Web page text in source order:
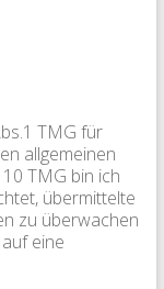
TMG für
allgemeinen
TMG bin ich
übermittelte
zu überwachen
eine